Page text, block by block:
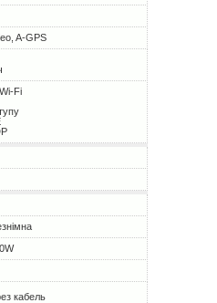
A-GPS
Fi
кабель